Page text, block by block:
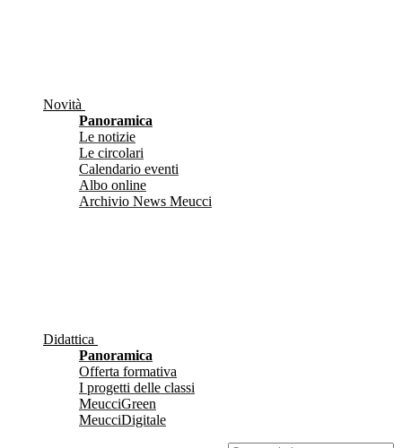
Novità
Panoramica
Le notizie
Le circolari
Calendario eventi
Albo online
Archivio News Meucci
Didattica
Panoramica
Offerta formativa
I progetti delle classi
MeucciGreen
MeucciDigitale